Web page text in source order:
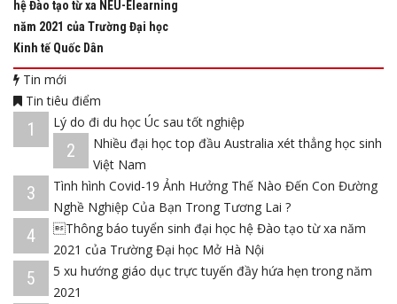
hệ Đào tạo từ xa NEU-Elearning
năm 2021 của Trường Đại học
Kinh tế Quốc Dân
Tin mới
Tin tiêu điểm
1 Lý do đi du học Úc sau tốt nghiệp
2
Nhiều đại học top đầu Australia xét thẳng học sinh
Việt Nam
3
Tình hình Covid-19 Ảnh Hưởng Thế Nào Đến Con Đường
Nghề Nghiệp Của Bạn Trong Tương Lai ?
4
Thông báo tuyển sinh đại học hệ Đào tạo từ xa năm
2021 của Trường Đại học Mở Hà Nội
5
5 xu hướng giáo dục trực tuyến đầy hứa hẹn trong năm
2021